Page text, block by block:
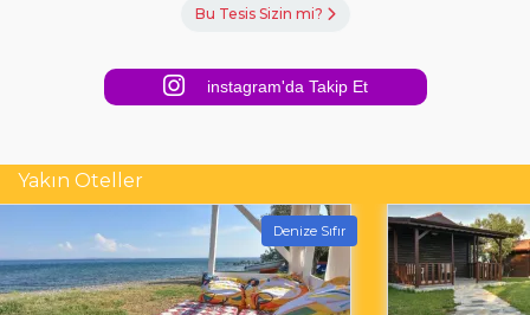
Bu Tesis Sizin mi?
instagram'da Takip Et
Yakın Oteller
Denize Sıfır